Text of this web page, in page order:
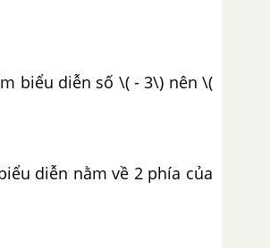
biểu diễn số \( - 3\) nên \(
diễn nằm về 2 phía của